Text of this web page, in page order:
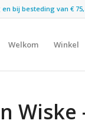
bij besteding van €
Welkom Winkel